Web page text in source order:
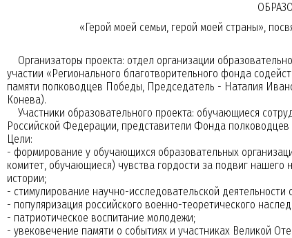
«Герой моей семьи, герой моей страны»,
Организаторы проекта: отдел организации
участии «Регионального благотворительного фонда
памяти полководцев Победы, Председатель - Наталия
Конева).
Участники образовательного проекта: обучающиеся
Российской Федерации, представители Фонда
Цели:
- формирование у обучающихся образовательных
комитет, обучающиеся) чувства гордости за подвиг
истории;
- стимулирование научно-исследовательской деятельности
- популяризация российского военно-теоретического
- патриотическое воспитание молодежи;
- увековечение памяти о событиях и участниках Великой
Кретов Иван Игоревич
кадет, 101 взвод вице-младший